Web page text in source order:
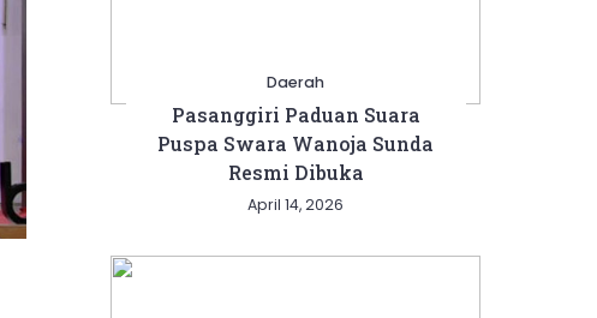
Daerah
Pasanggiri Paduan Suara
Puspa Swara Wanoja Sunda
Resmi Dibuka
April 14, 2026